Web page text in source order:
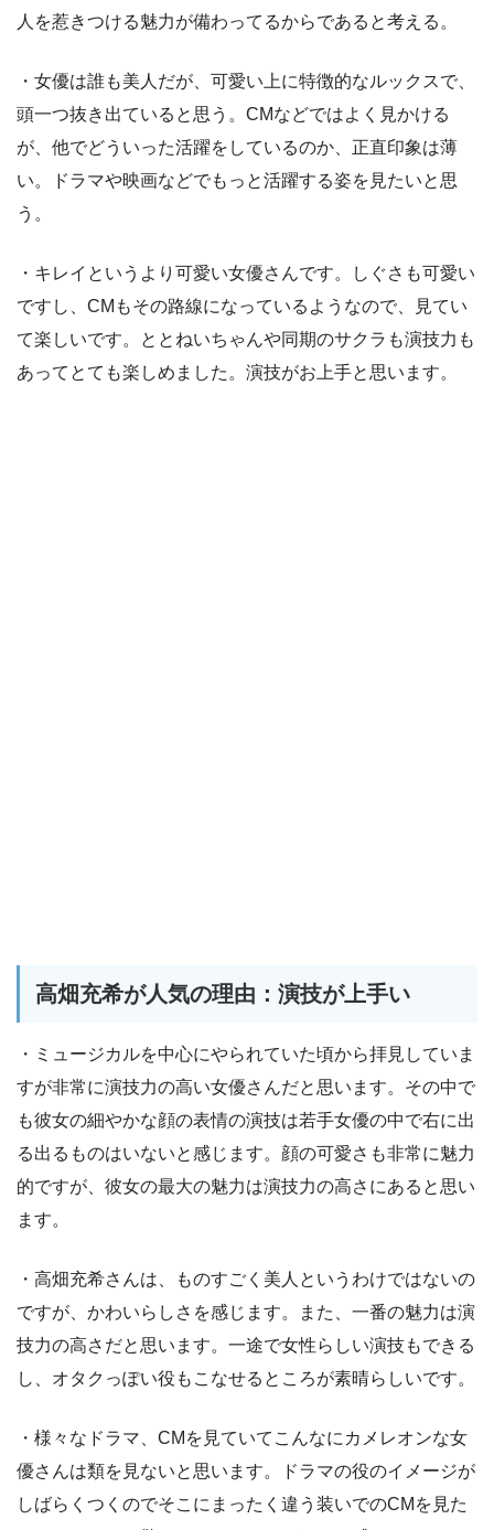
人を惹きつける魅力が備わってるからであると考える。
・女優は誰も美人だが、可愛い上に特徴的なルックスで、
頭一つ抜き出ていると思う。CMなどではよく見かける
が、他でどういった活躍をしているのか、正直印象は薄
い。ドラマや映画などでもっと活躍する姿を見たいと思
う。
・キレイというより可愛い女優さんです。しぐさも可愛い
ですし、CMもその路線になっているようなので、見てい
て楽しいです。ととねいちゃんや同期のサクラも演技力も
あってとても楽しめました。演技がお上手と思います。
高畑充希が人気の理由：演技が上手い
・ミュージカルを中心にやられていた頃から拝見していま
すが非常に演技力の高い女優さんだと思います。その中で
も彼女の細やかな顔の表情の演技は若手女優の中で右に出
る出るものはいないと感じます。顔の可愛さも非常に魅力
的ですが、彼女の最大の魅力は演技力の高さにあると思い
ます。
・高畑充希さんは、ものすごく美人というわけではないの
ですが、かわいらしさを感じます。また、一番の魅力は演
技力の高さだと思います。一途で女性らしい演技もできる
し、オタクっぽい役もこなせるところが素晴らしいです。
・様々なドラマ、CMを見ていてこんなにカメレオンな女
優さんは類を見ないと思います。ドラマの役のイメージが
しばらくつくのでそこにまったく違う装いでのCMを見た